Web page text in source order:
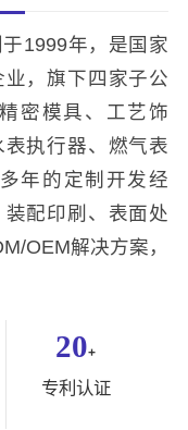
1999年，是国家
，旗下四家子公
密模具、工艺饰
执行器、燃气表
年的定制开发经
配印刷、表面处
OEM解决方案，
20+
专利认证